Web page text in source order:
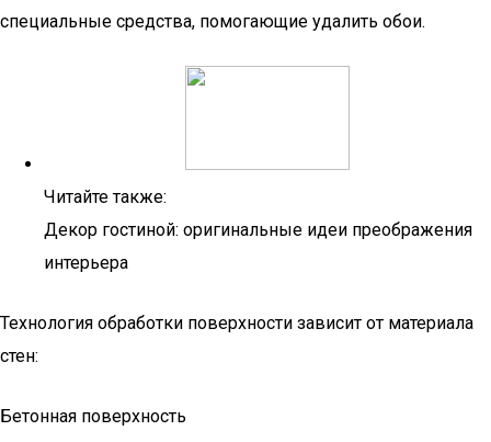
специальные средства, помогающие удалить обои.
Читайте также:
Декор гостиной: оригинальные идеи преображения
интерьера
Технология обработки поверхности зависит от материала
стен:
Бетонная поверхность